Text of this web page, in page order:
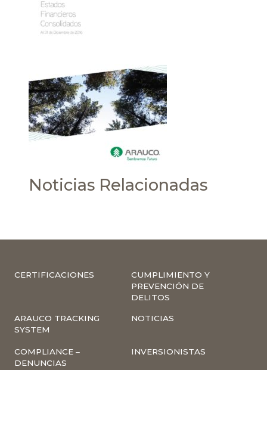
Noticias Relacionadas
CERTIFICACIONES
CUMPLIMIENTO Y
PREVENCIÓN DE
DELITOS
ARAUCO TRACKING
SYSTEM
NOTICIAS
COMPLIANCE –
DENUNCIAS
INVERSIONISTAS